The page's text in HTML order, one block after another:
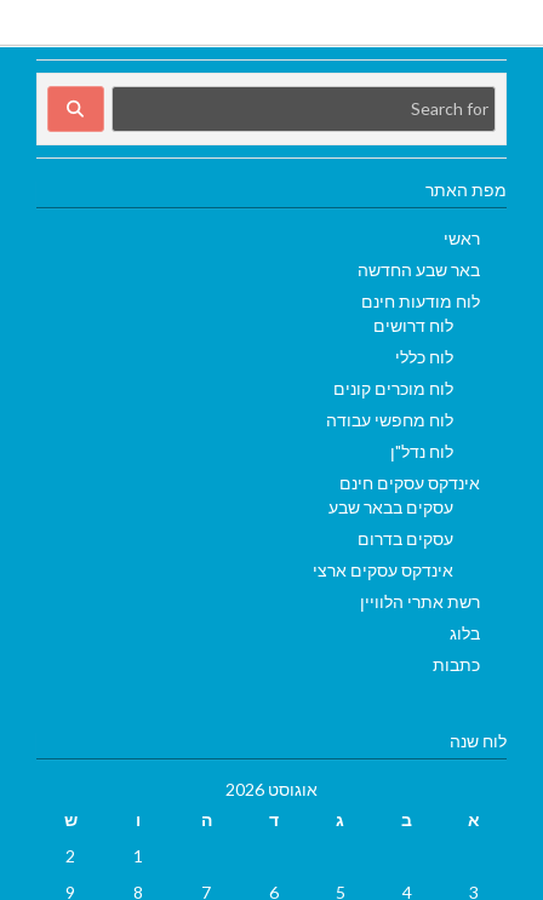
מפת האתר
ראשי
באר שבע החדשה
לוח מודעות חינם
לוח דרושים
לוח כללי
לוח מוכרים קונים
לוח מחפשי עבודה
לוח נדל"ן
אינדקס עסקים חינם
עסקים בבאר שבע
עסקים בדרום
אינדקס עסקים ארצי
רשת אתרי הלוויין
בלוג
כתבות
לוח שנה
אוגוסט 2026
א
ב ג ד ה ו
ש
1
2
3
4
5
6
7
8
9